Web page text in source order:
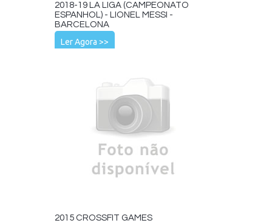
2018-19 LA LIGA (CAMPEONATO
ESPANHOL) - LIONEL MESSI -
BARCELONA
Ler Agora >>
2015 CROSSFIT GAMES